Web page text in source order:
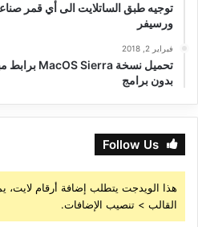
توجيه طبق الساتلايت الى أي قمر
ورسيفر
فبراير 2, 2018
بدون برامج
Follow Us
هذا الويدجت يتطلب إضافة أرقام لايت،
القالب > تنصيب الإضافات.